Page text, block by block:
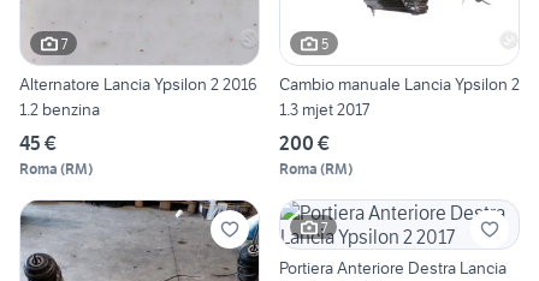
7
Alternatore Lancia Ypsilon 2 2016
1.2 benzina
45 €
Roma (RM)
5
Cambio manuale Lancia Ypsilon 2
1.3 mjet 2017
200 €
Roma (RM)
7
Portiera Anteriore Destra Lancia